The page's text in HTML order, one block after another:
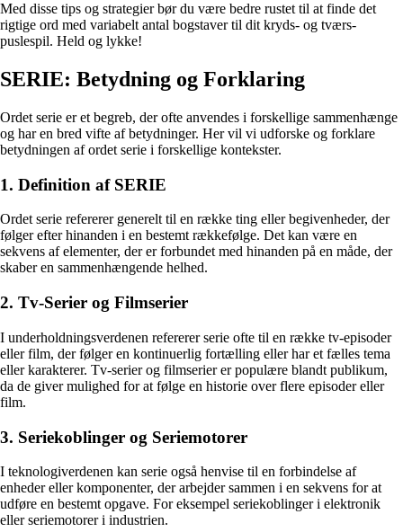
Med disse tips og strategier bør du være bedre rustet til at finde det
rigtige ord med variabelt antal bogstaver til dit kryds- og tværs-
puslespil. Held og lykke!
SERIE: Betydning og Forklaring
Ordet serie er et begreb, der ofte anvendes i forskellige sammenhænge
og har en bred vifte af betydninger. Her vil vi udforske og forklare
betydningen af ordet serie i forskellige kontekster.
1. Definition af SERIE
Ordet serie refererer generelt til en række ting eller begivenheder, der
følger efter hinanden i en bestemt rækkefølge. Det kan være en
sekvens af elementer, der er forbundet med hinanden på en måde, der
skaber en sammenhængende helhed.
2. Tv-Serier og Filmserier
I underholdningsverdenen refererer serie ofte til en række tv-episoder
eller film, der følger en kontinuerlig fortælling eller har et fælles tema
eller karakterer. Tv-serier og filmserier er populære blandt publikum,
da de giver mulighed for at følge en historie over flere episoder eller
film.
3. Seriekoblinger og Seriemotorer
I teknologiverdenen kan serie også henvise til en forbindelse af
enheder eller komponenter, der arbejder sammen i en sekvens for at
udføre en bestemt opgave. For eksempel seriekoblinger i elektronik
eller seriemotorer i industrien.